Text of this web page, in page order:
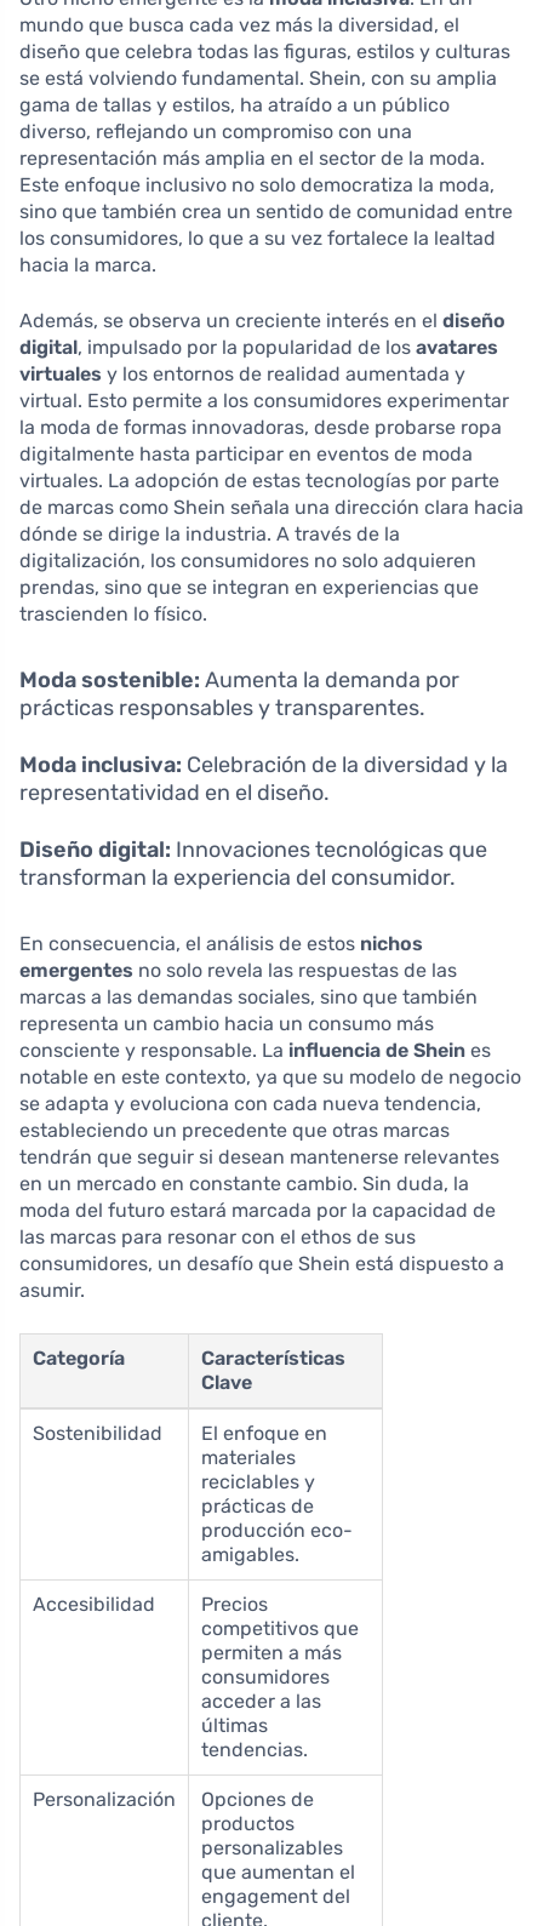
mundo que busca cada vez más la diversidad, el
diseño que celebra todas las figuras, estilos y culturas
se está volviendo fundamental. Shein, con su amplia
gama de tallas y estilos, ha atraído a un público
diverso, reflejando un compromiso con una
representación más amplia en el sector de la moda.
Este enfoque inclusivo no solo democratiza la moda,
sino que también crea un sentido de comunidad entre
los consumidores, lo que a su vez fortalece la lealtad
hacia la marca.
Además, se observa un creciente interés en el diseño
digital, impulsado por la popularidad de los avatares
virtuales y los entornos de realidad aumentada y
virtual. Esto permite a los consumidores experimentar
la moda de formas innovadoras, desde probarse ropa
digitalmente hasta participar en eventos de moda
virtuales. La adopción de estas tecnologías por parte
de marcas como Shein señala una dirección clara hacia
dónde se dirige la industria. A través de la
digitalización, los consumidores no solo adquieren
prendas, sino que se integran en experiencias que
trascienden lo físico.
Moda sostenible: Aumenta la demanda por
prácticas responsables y transparentes.
Moda inclusiva: Celebración de la diversidad y la
representatividad en el diseño.
Diseño digital: Innovaciones tecnológicas que
transforman la experiencia del consumidor.
En consecuencia, el análisis de estos nichos
emergentes no solo revela las respuestas de las
marcas a las demandas sociales, sino que también
representa un cambio hacia un consumo más
consciente y responsable. La influencia de Shein es
notable en este contexto, ya que su modelo de negocio
se adapta y evoluciona con cada nueva tendencia,
estableciendo un precedente que otras marcas
tendrán que seguir si desean mantenerse relevantes
en un mercado en constante cambio. Sin duda, la
moda del futuro estará marcada por la capacidad de
las marcas para resonar con el ethos de sus
consumidores, un desafío que Shein está dispuesto a
asumir.
Categoría
Características
Clave
Sostenibilidad
El enfoque en
materiales
reciclables y
prácticas de
producción eco-
amigables.
Accesibilidad
Precios
competitivos que
permiten a más
consumidores
acceder a las
últimas
tendencias.
Personalización
Opciones de
productos
personalizables
que aumentan el
engagement del
cliente.